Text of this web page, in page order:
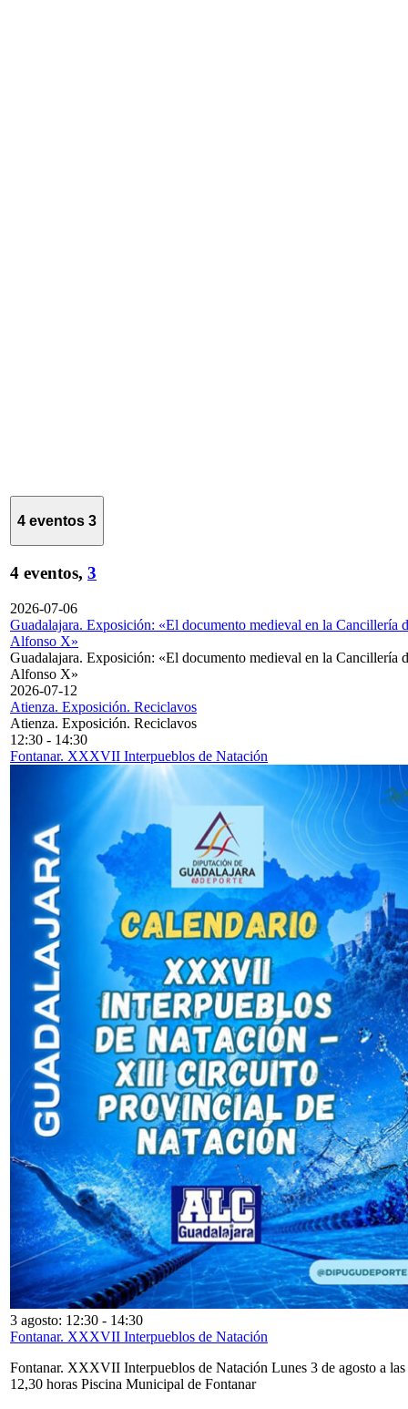
4 eventos 3
4 eventos, 3
2026-07-06
Guadalajara. Exposición: «El documento medieval en la Cancillería
Alfonso X»
Guadalajara. Exposición: «El documento medieval en la Cancillería
Alfonso X»
2026-07-12
Atienza. Exposición. Reciclavos
Atienza. Exposición. Reciclavos
12:30 - 14:30
Fontanar. XXXVII Interpueblos de Natación
3 agosto: 12:30 - 14:30
Fontanar. XXXVII Interpueblos de Natación
Fontanar. XXXVII Interpueblos de Natación Lunes 3 de agosto a las
12,30 horas Piscina Municipal de Fontanar